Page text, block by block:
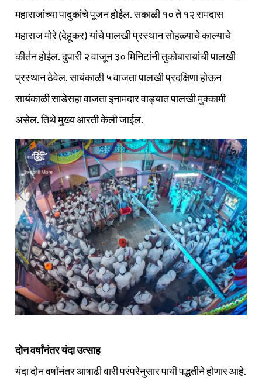
महाराजांच्या पादुकांचे पूजन होईल. सकाळी १० ते १२ रामदास
महाराज मोरे (देहूकर) यांचे पालखी प्रस्थान सोहळ्याचे काल्याचे
कीर्तन होईल. दुपारी २ वाजून ३० मिनिटांनी तुकोबारायांची पालखी
प्रस्थान ठेवेल. सायंकाळी ५ वाजता पालखी प्रदक्षिणा होऊन
सायंकाळी साडेसहा वाजता इनामदार वाड्यात पालखी मुक्कामी
असेल. तिथे मुख्य आरती केली जाईल.
दोन वर्षांनंतर यंदा उत्साह
यंदा दोन वर्षांनंतर आषाढी वारी परंपरेनुसार पायी पद्धतीने होणार आहे.